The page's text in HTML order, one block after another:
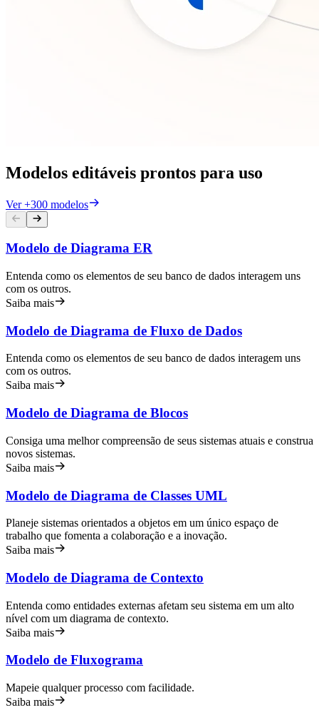
Modelos editáveis prontos para uso
Ver +300 modelos
Modelo de Diagrama ER
Entenda como os elementos de seu banco de dados interagem uns
com os outros.
Saiba mais
Modelo de Diagrama de Fluxo de Dados
Entenda como os elementos de seu banco de dados interagem uns
com os outros.
Saiba mais
Modelo de Diagrama de Blocos
Consiga uma melhor compreensão de seus sistemas atuais e construa
novos sistemas.
Saiba mais
Modelo de Diagrama de Classes UML
Planeje sistemas orientados a objetos em um único espaço de
trabalho que fomenta a colaboração e a inovação.
Saiba mais
Modelo de Diagrama de Contexto
Entenda como entidades externas afetam seu sistema em um alto
nível com um diagrama de contexto.
Saiba mais
Modelo de Fluxograma
Mapeie qualquer processo com facilidade.
Saiba mais